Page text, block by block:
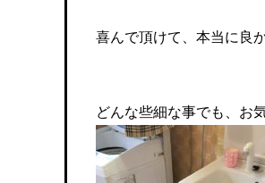
喜んで頂けて、本当に良
どんな些細な事でも、お